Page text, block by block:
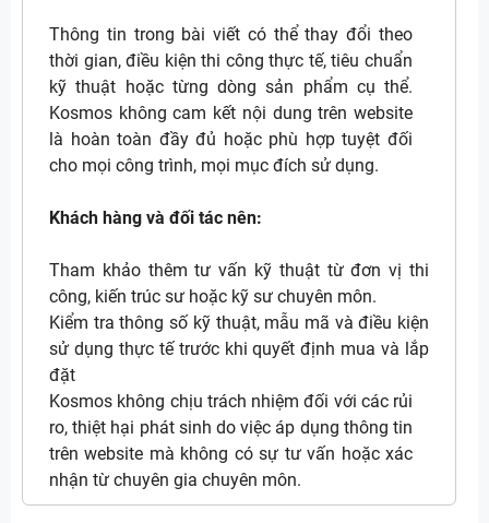
Thông tin trong bài viết có thể thay đổi theo
thời gian, điều kiện thi công thực tế, tiêu chuẩn
kỹ thuật hoặc từng dòng sản phẩm cụ thể.
Kosmos không cam kết nội dung trên website
là hoàn toàn đầy đủ hoặc phù hợp tuyệt đối
cho mọi công trình, mọi mục đích sử dụng.
Khách hàng và đối tác nên:
Tham khảo thêm tư vấn kỹ thuật từ đơn vị thi
công, kiến trúc sư hoặc kỹ sư chuyên môn.
Kiểm tra thông số kỹ thuật, mẫu mã và điều kiện
sử dụng thực tế trước khi quyết định mua và lắp
đặt
Kosmos không chịu trách nhiệm đối với các rủi
ro, thiệt hại phát sinh do việc áp dụng thông tin
trên website mà không có sự tư vấn hoặc xác
nhận từ chuyên gia chuyên môn.